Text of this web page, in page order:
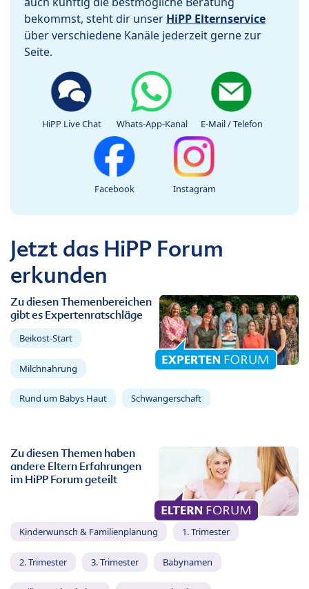
bekommst, steht dir unser HiPP Elternservice
über verschiedene Kanäle jederzeit gerne zur
Seite.
HiPP Live Chat Whats-App-Kanal E-Mail / Telefon
Facebook Instagram
Jetzt das HiPP Forum
erkunden
Zu diesen Themenbereichen
gibt es Expertenratschläge
Beikost-Start
Milchnahrung
Rund um Babys Haut Schwangerschaft
Zu diesen Themen haben
andere Eltern Erfahrungen
im HiPP Forum geteilt
Kinderwunsch & Familienplanung 1. Trimester
2. Trimester 3. Trimester Babynamen